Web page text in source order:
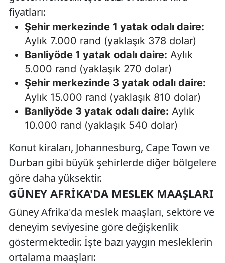
fiyatları:
Şehir merkezinde 1 yatak odalı daire:
Aylık 7.000 rand (yaklaşık 378 dolar)
Banliyöde 1 yatak odalı daire: Aylık
5.000 rand (yaklaşık 270 dolar)
Şehir merkezinde 3 yatak odalı daire:
Aylık 15.000 rand (yaklaşık 810 dolar)
Banliyöde 3 yatak odalı daire: Aylık
10.000 rand (yaklaşık 540 dolar)
Konut kiraları, Johannesburg, Cape Town ve
Durban gibi büyük şehirlerde diğer bölgelere
göre daha yüksektir.
GÜNEY AFRIKA'DA MESLEK MAAŞLARI
Güney Afrika'da meslek maaşları, sektöre ve
deneyim seviyesine göre değişkenlik
göstermektedir. İşte bazı yaygın mesleklerin
ortalama maaşları: